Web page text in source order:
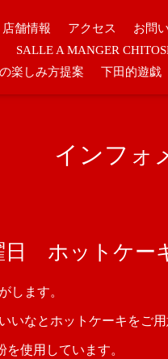
店舗情報 アクセス お問
SALLE A MANGER
楽しみ方提案
下田的遊戯
インフォ
日 ホットケー
します。
いなとホットケーキをご用
使用しています。